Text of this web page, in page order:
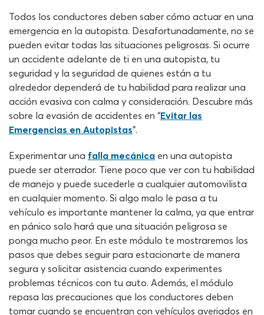
Todos los conductores deben saber cómo actuar en una
emergencia en la autopista. Desafortunadamente, no se
pueden evitar todas las situaciones peligrosas. Si ocurre
un accidente adelante de ti en una autopista, tu
seguridad y la seguridad de quienes están a tu
alrededor dependerá de tu habilidad para realizar una
acción evasiva con calma y consideración. Descubre más
sobre la evasión de accidentes en “Evitar las
Emergencias en Autopistas”.
Experimentar una falla mecánica en una autopista
puede ser aterrador. Tiene poco que ver con tu habilidad
de manejo y puede sucederle a cualquier automovilista
en cualquier momento. Si algo malo le pasa a tu
vehículo es importante mantener la calma, ya que entrar
en pánico solo hará que una situación peligrosa se
ponga mucho peor. En este módulo te mostraremos los
pasos que debes seguir para estacionarte de manera
segura y solicitar asistencia cuando experimentes
problemas técnicos con tu auto. Además, el módulo
repasa las precauciones que los conductores deben
tomar cuando se encuentran con vehículos averiados en